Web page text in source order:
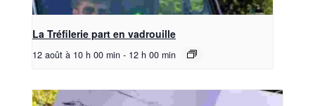
La Tréfilerie part en vadrouille
12 août à 10 h 00 min - 12 h 00 min